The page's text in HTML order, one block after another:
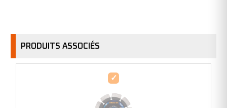
PRODUITS ASSOCIÉS
Disque
plat